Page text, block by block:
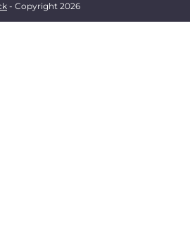
- Copyright 2026